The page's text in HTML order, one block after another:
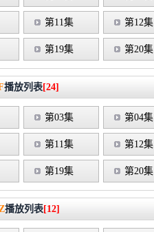
第11集 第12集
第19集 第20集
播放列表[24]
第03集 第04集
第11集 第12集
第19集 第20集
播放列表[12]